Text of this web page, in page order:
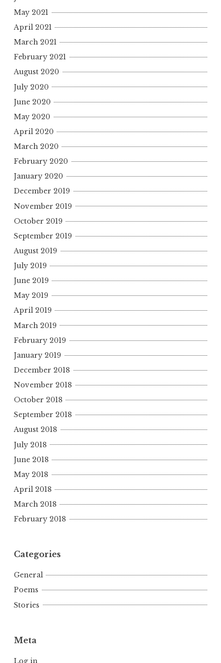
May 2021
April 2021
March 2021
February 2021
August 2020
July 2020
June 2020
May 2020
April 2020
March 2020
February 2020
January 2020
December 2019
November 2019
October 2019
September 2019
August 2019
July 2019
June 2019
May 2019
April 2019
March 2019
February 2019
January 2019
December 2018
November 2018
October 2018
September 2018
August 2018
July 2018
June 2018
May 2018
April 2018
March 2018
February 2018
Categories
General
Poems
Stories
Meta
Log in